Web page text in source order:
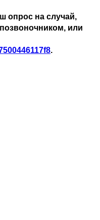
опрос на случай,
или
.